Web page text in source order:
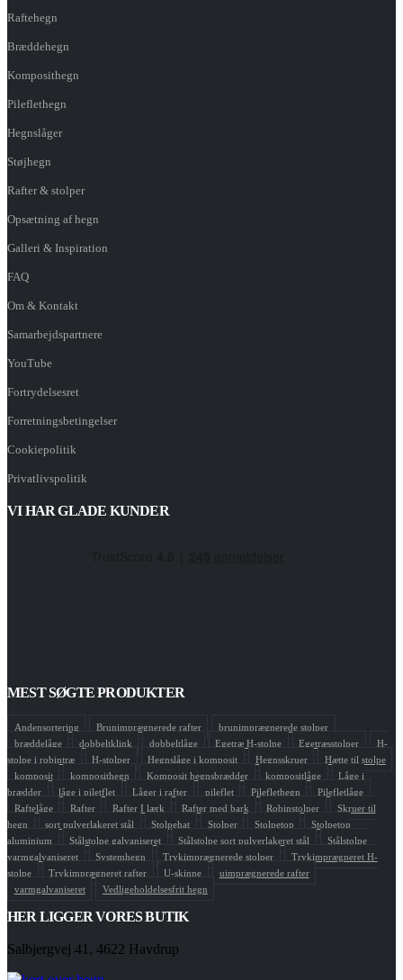
Raftehegn
Bræddehegn
Komposithegn
Pileflethegn
Hegnslåger
Støjhegn
Rafter & stolper
Opsætning af hegn
Galleri & Inspiration
FAQ
Om & Kontakt
Samarbejdspartnere
YouTube
Fortrydelsesret
Forretningsbetingelser
Cookiepolitik
Privatlivspolitik
VI HAR GLADE KUNDER
MEST SØGTE PRODUKTER
Andensortering Brunimprægnerede rafter
brunimprægnerede stolper
bræddelåge
dobbeltklink dobbeltlåge Egetræ H-stolpe Egetræsstolper
H-
stolpe i robintræ
H-stolper Hegnslåge i komposit Hegnsskruer
Hætte til stolpe
komposit
komposithegn Komposit hegnsbrædder kompositlåge
Låge i
brædder
låge i piletflet Låger i rafter pileflet Pileflethegn
Pilefletlåge
Raftelåge
Rafter Rafter I lærk Rafter med bark Robinstolper
Skruer til
hegn
sort pulverlakeret stål Stolpehat Stolper Stolpetop
Stolpetop
aluminium
Stålstolpe galvaniseret Stålstolpe sort pulverlakeret stål
Stålstolpe
varmgalvaniseret
Systemhegn Trykimprægnerede stolper
Trykimprægneret H-
stolpe
Trykimprægneret rafter U-skinne
uimprægnerede rafter
varmgalvaniseret
Vedligeholdelsesfrit hegn
HER LIGGER VORES BUTIK
Salbjergvej 41, 4622 Havdrup